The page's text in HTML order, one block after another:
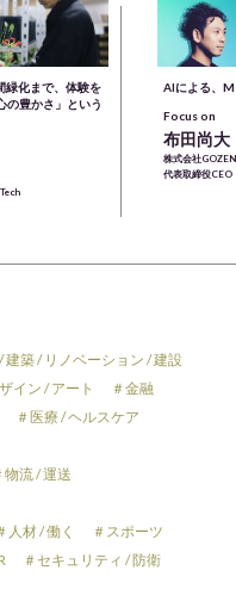
緑化まで、体験を
の豊かさ」という
AIによる、
Focus on
布田尚大
株式会社GOZEN
代表取締役CEO
建築 / リノベーション / 建設
イン / アート
＃金融
＃医療 / ヘルスケア
物流 / 運送
人材 / 働く
＃スポーツ
＃セキュリティ / 防衛